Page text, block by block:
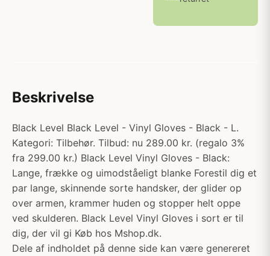
Beskrivelse
Black Level Black Level - Vinyl Gloves - Black - L.
Kategori: Tilbehør. Tilbud: nu 289.00 kr. (regalo 3%
fra 299.00 kr.) Black Level Vinyl Gloves - Black:
Lange, frække og uimodståeligt blanke Forestil dig et
par lange, skinnende sorte handsker, der glider op
over armen, krammer huden og stopper helt oppe
ved skulderen. Black Level Vinyl Gloves i sort er til
dig, der vil gi Køb hos Mshop.dk.
Dele af indholdet på denne side kan være genereret